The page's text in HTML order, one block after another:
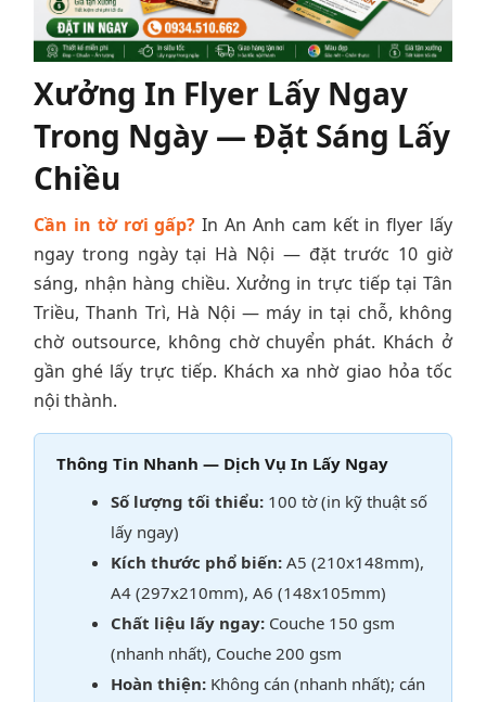
Xưởng In Flyer Lấy Ngay
Trong Ngày — Đặt Sáng Lấy
Chiều
Cần in tờ rơi gấp? In An Anh cam kết in flyer lấy
ngay trong ngày tại Hà Nội — đặt trước 10 giờ
sáng, nhận hàng chiều. Xưởng in trực tiếp tại Tân
Triều, Thanh Trì, Hà Nội — máy in tại chỗ, không
chờ outsource, không chờ chuyển phát. Khách ở
gần ghé lấy trực tiếp. Khách xa nhờ giao hỏa tốc
nội thành.
Thông Tin Nhanh — Dịch Vụ In Lấy Ngay
Số lượng tối thiểu: 100 tờ (in kỹ thuật số
lấy ngay)
Kích thước phổ biến: A5 (210x148mm),
A4 (297x210mm), A6 (148x105mm)
Chất liệu lấy ngay: Couche 150 gsm
(nhanh nhất), Couche 200 gsm
Hoàn thiện: Không cán (nhanh nhất); cán